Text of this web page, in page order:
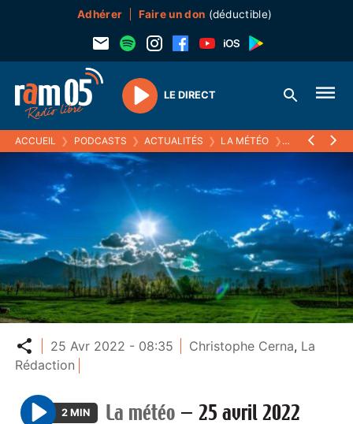
Adhérer Faire un don (déductible)
Play
LE DIRECT
ACCUEIL ❯ PODCASTS ❯ ACTUALITÉS ❯ LA MÉTÉO ❯ 25 AVRIL 2022
Partager
25 Avr 2022 - 08:35 Christophe Cerna, La
Rédaction
2 MIN La météo — 25 avril 2022